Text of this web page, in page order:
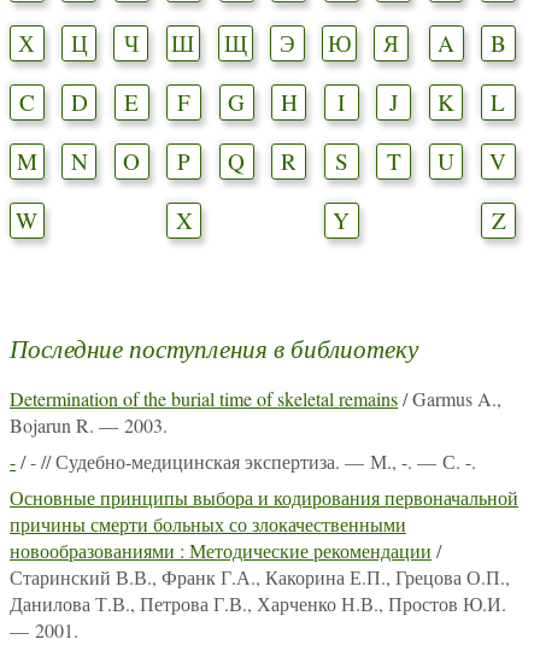
Х
Ц Ч Ш Щ Э Ю Я A
B
C
D E F G H I J K
L
M
N O P Q R S T U
V
W
X Y Z
Последние поступления в библиотеку
Determination of the burial time of skeletal remains/ Garmus A.,
Bojarun R. — 2003.
-/ - // Судебно-медицинская экспертиза. — М., -. — С. -.
Основные принципы выбора и кодирования первоначальной
причины смерти больных со злокачественными
новообразованиями : Методические рекомендации /
Старинский В.В., Франк Г.А., Какорина Е.П., Грецова О.П.,
Данилова Т.В., Петрова Г.В., Харченко Н.В., Простов Ю.И.
— 2001.